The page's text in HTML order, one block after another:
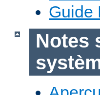
Guide
Notes